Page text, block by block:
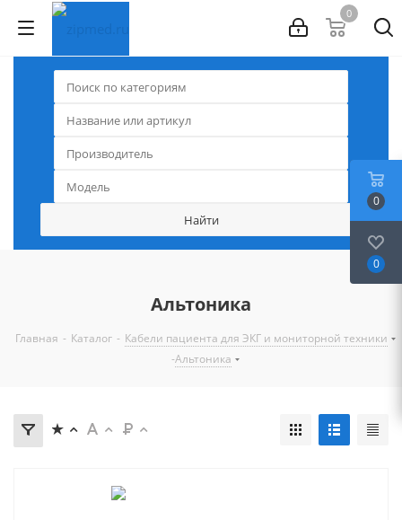
0
Альтоника
Главная - Каталог - Кабели пациента для ЭКГ и мониторной техники
-Альтоника
0
0